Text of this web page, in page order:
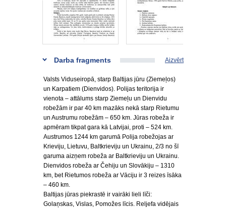
Darba fragments Aizvērt
Valsts Viduseiropā, starp Baltijas jūru (Ziemeļos)
un Karpatiem (Dienvidos). Polijas teritorija ir
vienota – attālums starp Ziemeļu un Dienvidu
robežām ir par 40 km mazāks nekā starp Rietumu
un Austrumu robežām – 650 km. Jūras robeža ir
apmēram tikpat gara kā Latvijai, proti – 524 km.
Austrumos 1244 km garumā Polija robežojas ar
Krieviju, Lietuvu, Baltkrieviju un Ukrainu, 2/3 no šī
garuma aizņem robeža ar Baltkrieviju un Ukrainu.
Dienvidos robeža ar Čehiju un Slovākiju – 1310
km, bet Rietumos robeža ar Vāciju ir 3 reizes īsāka
– 460 km.
Baltijas jūras piekrastē ir vairāki lieli līči:
Golaņskas, Vislas, Pomožes līcis. Reljefa vidējais